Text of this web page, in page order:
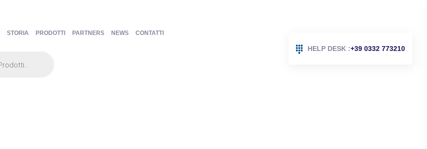
STORIA PRODOTTI PARTNERS NEWS CONTATTI
HELP DESK :+39 0332 773210